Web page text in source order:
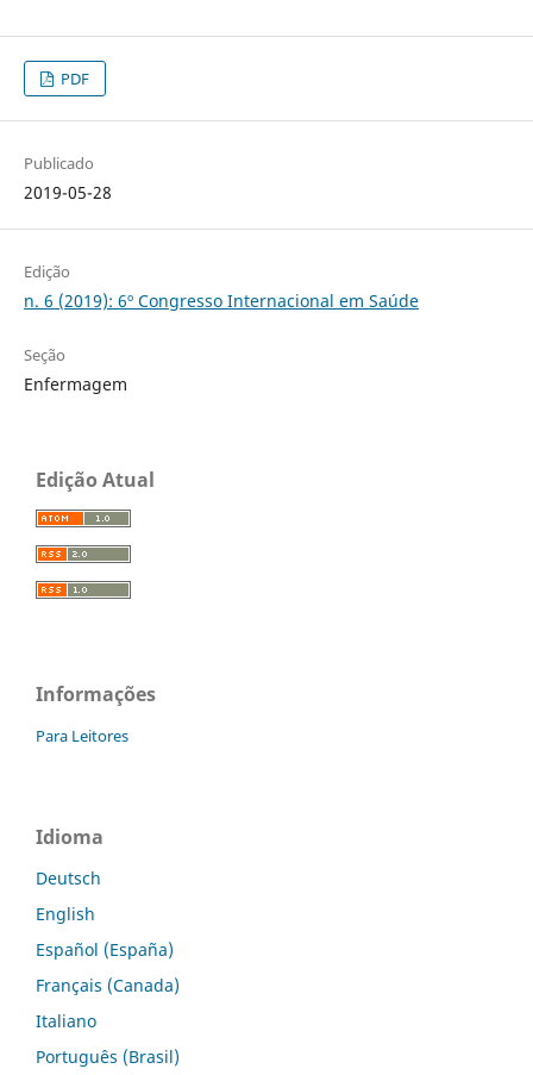
PDF
Publicado
2019-05-28
Edição
n. 6 (2019): 6º Congresso Internacional em Saúde
Seção
Enfermagem
Edição Atual
Informações
Para Leitores
Idioma
Deutsch
English
Español (España)
Français (Canada)
Italiano
Português (Brasil)